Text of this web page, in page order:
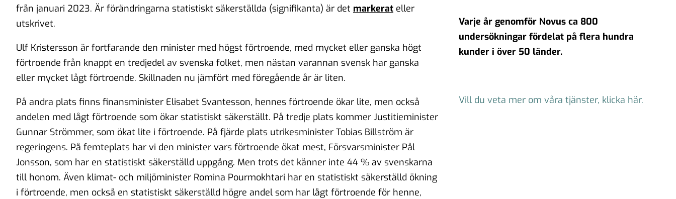
från januari 2023. Är förändringarna statistiskt säkerställda (signifikanta) är det markerat eller
utskrivet.
Ulf Kristersson är fortfarande den minister med högst förtroende, med mycket eller ganska högt
förtroende från knappt en tredjedel av svenska folket, men nästan varannan svensk har ganska
eller mycket lågt förtroende. Skillnaden nu jämfört med föregående år är liten.
På andra plats finns finansminister Elisabet Svantesson, hennes förtroende ökar lite, men också
andelen med lågt förtroende som ökar statistiskt säkerställt. På tredje plats kommer Justitieminister
Gunnar Strömmer, som ökat lite i förtroende. På fjärde plats utrikesminister Tobias Billström är
regeringens. På femteplats har vi den minister vars förtroende ökat mest, Försvarsminister Pål
Jonsson, som har en statistiskt säkerställd uppgång. Men trots det känner inte 44 % av svenskarna
till honom. Även klimat- och miljöminister Romina Pourmokhtari har en statistiskt säkerställd ökning
i förtroende, men också en statistiskt säkerställd högre andel som har lågt förtroende för henne,
Varje år genomför Novus ca 800
undersökningar fördelat på flera hundra
kunder i över 50 länder.
Vill du veta mer om våra tjänster, klicka här.